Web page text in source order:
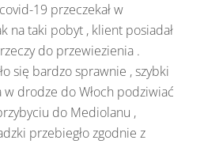
19 przeczekał w
na taki pobyt , klient posiadał
do przewiezienia .
się bardzo sprawnie , szybki
w drodze do Włoch podziwiać
do Mediolanu ,
przebiegło zgodnie z